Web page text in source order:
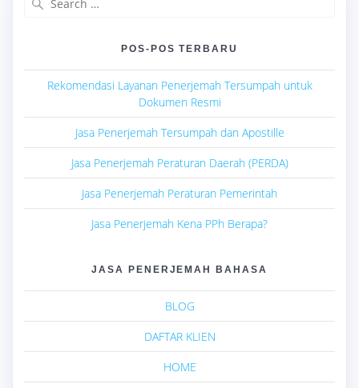
POS-POS TERBARU
Rekomendasi Layanan Penerjemah Tersumpah untuk
Dokumen Resmi
Jasa Penerjemah Tersumpah dan Apostille
Jasa Penerjemah Peraturan Daerah (PERDA)
Jasa Penerjemah Peraturan Pemerintah
Jasa Penerjemah Kena PPh Berapa?
JASA PENERJEMAH BAHASA
BLOG
DAFTAR KLIEN
HOME